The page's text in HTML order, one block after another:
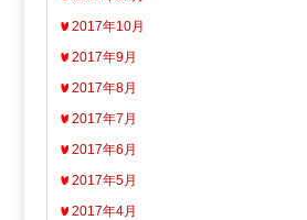
2017年10月
2017年9月
2017年8月
2017年7月
2017年6月
2017年5月
2017年4月